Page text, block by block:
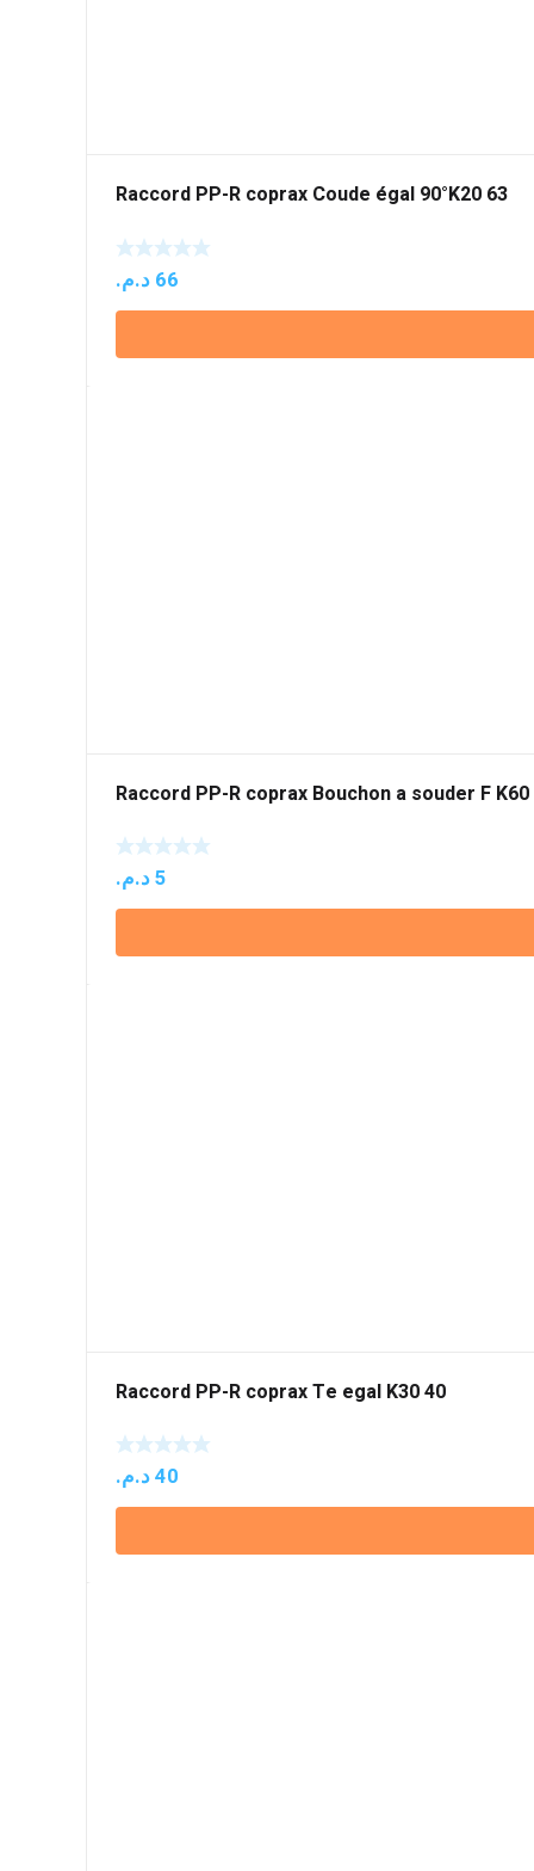
Raccord PP-R coprax Coude égal 90°K20 63
66 د.م.
Raccord PP-R coprax Bouchon a souder F K60
5د.م.
Raccord PP-R coprax Te egal K30 40
40د.م.